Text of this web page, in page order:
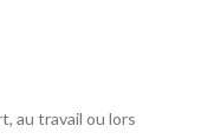
au travail ou lors